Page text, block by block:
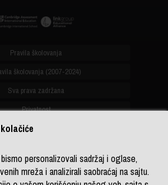
Pravila školovanja
školovanja (2007-2024)
Sva prava zadržana
Privatnost
+381 (0)11 4182 114
+381 (0)11 4182 176
personalizovali sadržaj i oglase,
mreža i analizirali saobraćaj na sajtu.